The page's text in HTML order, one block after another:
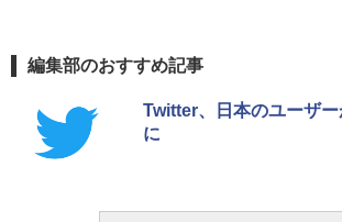
編集部のおすすめ記事
Twitter、日本のユーザ
に